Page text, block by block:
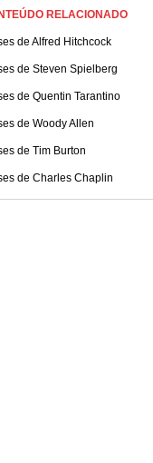
RELACIONADO
de Alfred Hitchcock
de Steven Spielberg
de Quentin Tarantino
de Woody Allen
de Tim Burton
de Charles Chaplin